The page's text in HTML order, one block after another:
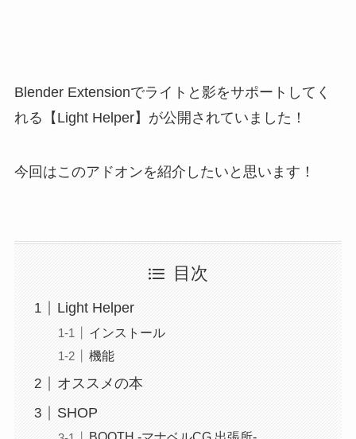
Blender Extensionでライトと影をサポートしてく
れる【Light Helper】が公開されていました！
今回はこのアドオンを紹介したいと思います！
目次
Light Helper
インストール
機能
オススメの本
SHOP